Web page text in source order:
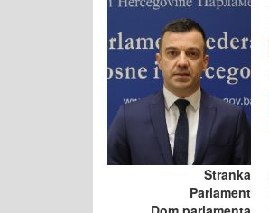
Stranka
Parlament